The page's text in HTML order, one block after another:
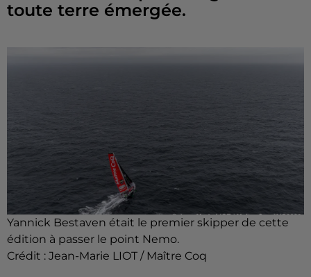
toute terre émergée.
Yannick Bestaven était le premier skipper de cette
édition à passer le point Nemo.
Crédit : Jean-Marie LIOT / Maître Coq